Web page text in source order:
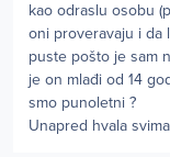
kao odraslu osobu
oni proveravaju i da
puste pošto je sam
je on mlađi od 14
smo punoletni ?
Unapred hvala